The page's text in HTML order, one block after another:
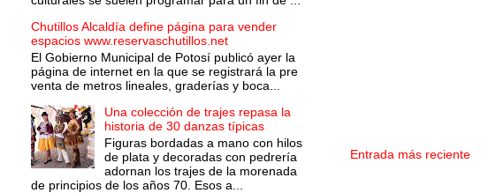
Entrada más reciente
Chutillos Alcaldía define página para vender
espacios www.reservaschutillos.net
El Gobierno Municipal de Potosí publicó ayer la
página de internet en la que se registrará la pre
venta de metros lineales, graderías y boca...
Una colección de trajes repasa la
historia de 30 danzas típicas
Figuras bordadas a mano con hilos
de plata y decoradas con pedrería
adornan los trajes de la morenada
de principios de los años 70. Esos a...